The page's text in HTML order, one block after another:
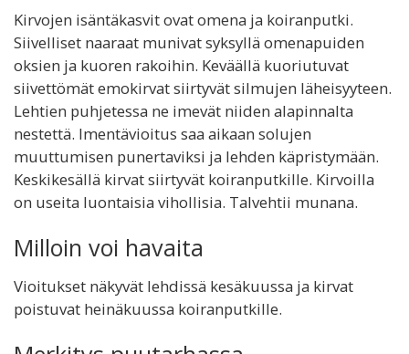
Kirvojen isäntäkasvit ovat omena ja koiranputki.
Siivelliset naaraat munivat syksyllä omenapuiden
oksien ja kuoren rakoihin. Keväällä kuoriutuvat
siivettömät emokirvat siirtyvät silmujen läheisyyteen.
Lehtien puhjetessa ne imevät niiden alapinnalta
nestettä. Imentävioitus saa aikaan solujen
muuttumisen punertaviksi ja lehden käpristymään.
Keskikesällä kirvat siirtyvät koiranputkille. Kirvoilla
on useita luontaisia vihollisia. Talvehtii munana.
Milloin voi havaita
Vioitukset näkyvät lehdissä kesäkuussa ja kirvat
poistuvat heinäkuussa koiranputkille.